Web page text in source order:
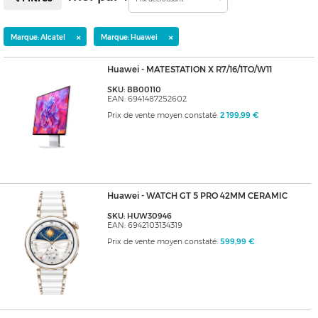
Marque: Alcatel × Marque: Huawei ×
Huawei - MATESTATION X R7/16/1TO/W11
SKU: BB00110
EAN: 6941487252602
Prix de vente moyen constaté: 2 199,99 €
Huawei - WATCH GT 5 PRO 42MM CERAMIC
SKU: HUW30946
EAN: 6942103134319
Prix de vente moyen constaté: 599,99 €